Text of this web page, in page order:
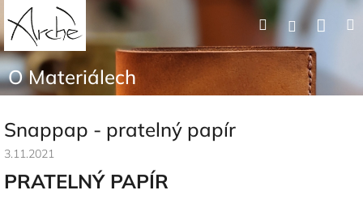
na
obsah
HledatPřihlášení
O Materiálech
Snappap - pratelný papír
3.11.2021
PRATELNÝ PAPÍR